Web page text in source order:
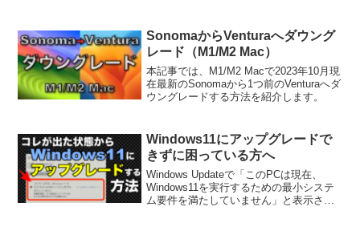
SonomaからVenturaへダウング
レード（M1/M2 Mac）
本記事では、M1/M2 Macで2023年10月現
在最新のSonomaから1つ前のVenturaへダ
ウングレードする方法を紹介します。
Windows11にアップグレードで
きずに困っている方へ
Windows Updateで「このPCは現在、
Windows11を実行するための最小システ
ム要件を満たしていません」と表示され